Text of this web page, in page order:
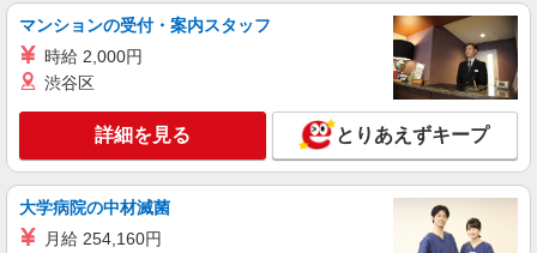
マンションの受付・案内スタッフ
時給 2,000円
渋谷区
詳細を見る とりあえずキープ
大学病院の中材滅菌
月給 254,160円